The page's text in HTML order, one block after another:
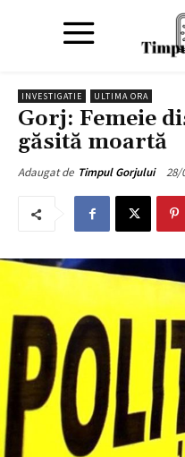
INVESTIGATIE ULTIMA ORA
Gorj: Femeie
găsită moartă
Adaugat de Timpul Gorjului 28/